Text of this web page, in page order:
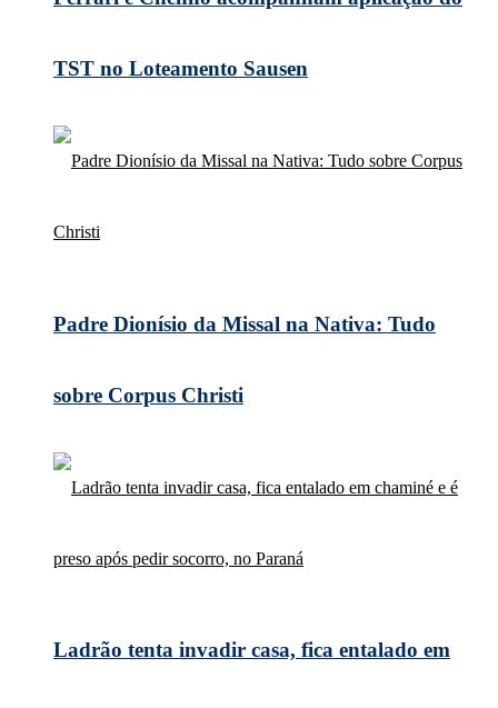
TST no Loteamento Sausen
Padre Dionísio da Missal na Nativa: Tudo
sobre Corpus Christi
Ladrão tenta invadir casa, fica entalado em